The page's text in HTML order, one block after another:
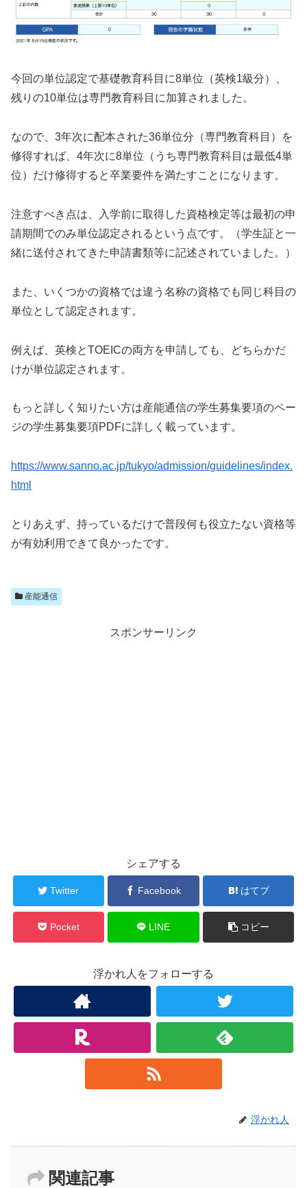
今回の単位認定で基礎教育科目に8単位（英検1級分）、
残りの10単位は専門教育科目に加算されました。
なので、3年次に配本された36単位分（専門教育科目）を
修得すれば、4年次に8単位（うち専門教育科目は最低4単
位）だけ修得すると卒業要件を満たすことになります。
注意すべき点は、入学前に取得した資格検定等は最初の申
請期間でのみ単位認定されるという点です。（学生証と一
緒に送付されてきた申請書類等に記述されていました。）
また、いくつかの資格では違う名称の資格でも同じ科目の
単位として認定されます。
例えば、英検とTOEICの両方を申請しても、どちらかだ
けが単位認定されます。
もっと詳しく知りたい方は産能通信の学生募集要項のペー
ジの学生募集要項PDFに詳しく載っています。
https://www.sanno.ac.jp/tukyo/admission/guidelines/index.
html
とりあえず、持っているだけで普段何も役立たない資格等
が有効利用できて良かったです。
産能通信
スポンサーリンク
シェアする
Twitter Facebook はてブ
Pocket LINE コピー
浮かれ人をフォローする
浮かれ人
関連記事